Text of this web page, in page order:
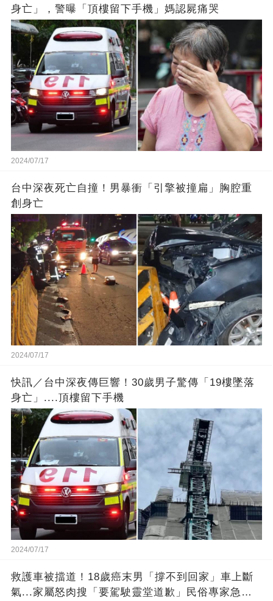
身亡」，警曝「頂樓留下手機」媽認屍痛哭
2024/07/17
台中深夜死亡自撞！男暴衝「引擎被撞扁」胸腔重
創身亡
2024/07/17
快訊／台中深夜傳巨響！30歲男子驚傳「19樓墜落
身亡」....頂樓留下手機
2024/07/17
救護車被擋道！18歲癌末男「撐不到回家」車上斷
氣...家屬怒肉搜「要駕駛靈堂道歉」民俗專家急